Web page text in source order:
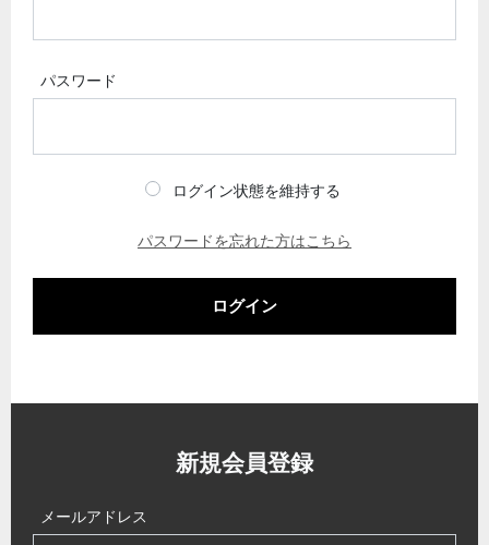
パスワード
ログイン状態を維持する
パスワードを忘れた方はこちら
ログイン
新規会員登録
メールアドレス